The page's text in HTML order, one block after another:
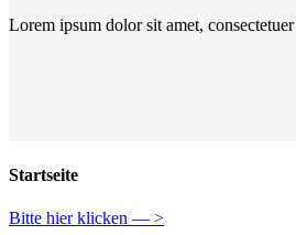
Lorem ipsum dolor sit amet,
Startseite
Bitte hier klicken — >